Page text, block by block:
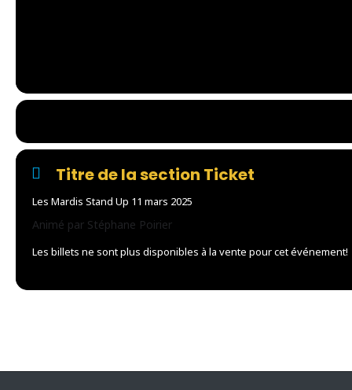
Titre de la section Ticket
Les Mardis Stand Up 11 mars 2025
Animé par Stéphane Poirier
Les billets ne sont plus disponibles à la vente pour cet événement!